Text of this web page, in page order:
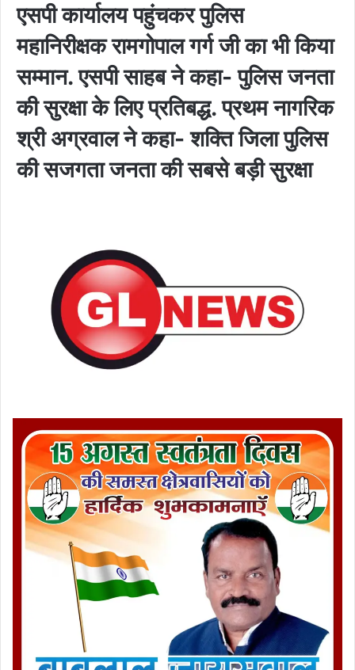
एसपी कार्यालय पहुंचकर पुलिस
महानिरीक्षक रामगोपाल गर्ग जी का भी किया
सम्मान. एसपी साहब ने कहा- पुलिस जनता
की सुरक्षा के लिए प्रतिबद्ध. प्रथम नागरिक
श्री अग्रवाल ने कहा- शक्ति जिला पुलिस
की सजगता जनता की सबसे बड़ी सुरक्षा